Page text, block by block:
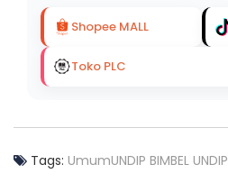
Shopee MALL
Toko PLC
Tags: UmumUNDIP BIMBEL UNDIP